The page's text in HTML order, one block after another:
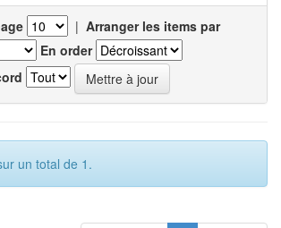
| Arranger les items par
En order
un total de 1.